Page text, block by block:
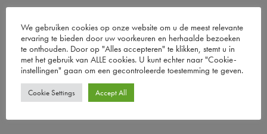
We gebruiken cookies op onze website om u de meest relevante
ervaring te bieden door uw voorkeuren en herhaalde bezoeken
te onthouden. Door op "Alles accepteren" te klikken, stemt u in
met het gebruik van ALLE cookies. U kunt echter naar "Cookie-
instellingen" gaan om een ​​gecontroleerde toestemming te geven.
Cookie Settings Accept All